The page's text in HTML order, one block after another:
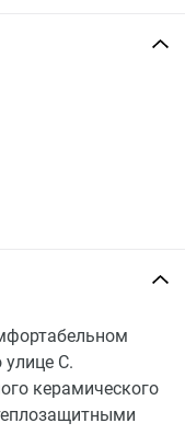
С.
керамического